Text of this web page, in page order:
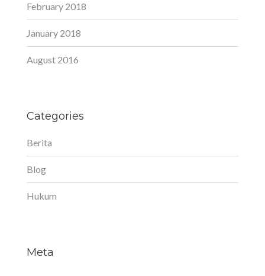
February 2018
January 2018
August 2016
Categories
Berita
Blog
Hukum
Meta